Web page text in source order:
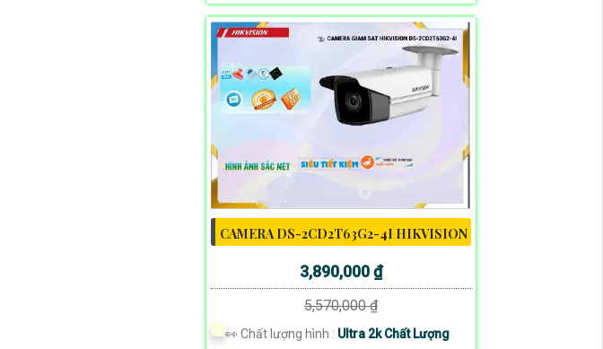
CAMERA DS-2CD2T63G2-4I HIKVISION
3,890,000 ₫
5,570,000 ₫
️👀 Chất lượng hình : Ultra 2k Chất Lượng